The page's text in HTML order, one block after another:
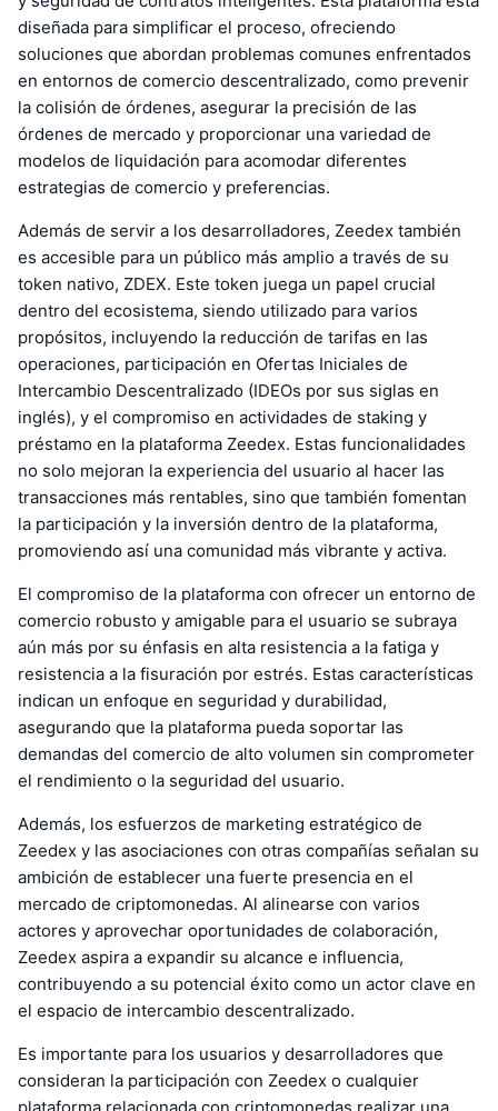
diseñada para simplificar el proceso, ofreciendo
soluciones que abordan problemas comunes enfrentados
en entornos de comercio descentralizado, como prevenir
la colisión de órdenes, asegurar la precisión de las
órdenes de mercado y proporcionar una variedad de
modelos de liquidación para acomodar diferentes
estrategias de comercio y preferencias.
Además de servir a los desarrolladores, Zeedex también
es accesible para un público más amplio a través de su
token nativo, ZDEX. Este token juega un papel crucial
dentro del ecosistema, siendo utilizado para varios
propósitos, incluyendo la reducción de tarifas en las
operaciones, participación en Ofertas Iniciales de
Intercambio Descentralizado (IDEOs por sus siglas en
inglés), y el compromiso en actividades de staking y
préstamo en la plataforma Zeedex. Estas funcionalidades
no solo mejoran la experiencia del usuario al hacer las
transacciones más rentables, sino que también fomentan
la participación y la inversión dentro de la plataforma,
promoviendo así una comunidad más vibrante y activa.
El compromiso de la plataforma con ofrecer un entorno de
comercio robusto y amigable para el usuario se subraya
aún más por su énfasis en alta resistencia a la fatiga y
resistencia a la fisuración por estrés. Estas características
indican un enfoque en seguridad y durabilidad,
asegurando que la plataforma pueda soportar las
demandas del comercio de alto volumen sin comprometer
el rendimiento o la seguridad del usuario.
Además, los esfuerzos de marketing estratégico de
Zeedex y las asociaciones con otras compañías señalan su
ambición de establecer una fuerte presencia en el
mercado de criptomonedas. Al alinearse con varios
actores y aprovechar oportunidades de colaboración,
Zeedex aspira a expandir su alcance e influencia,
contribuyendo a su potencial éxito como un actor clave en
el espacio de intercambio descentralizado.
Es importante para los usuarios y desarrolladores que
consideran la participación con Zeedex o cualquier